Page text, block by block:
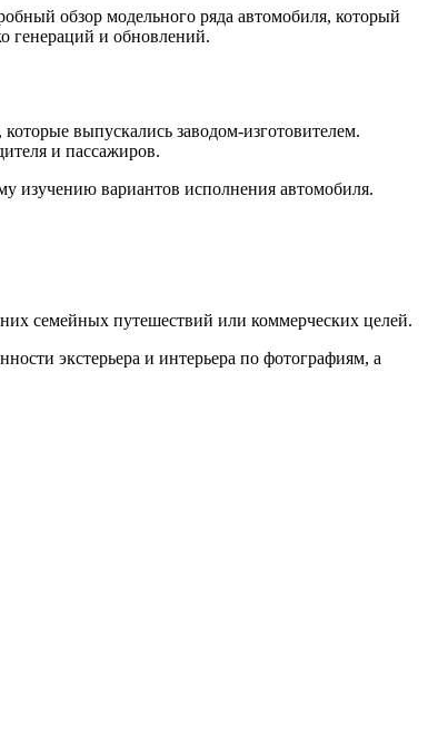
обзор модельного ряда автомобиля, который
генераций и обновлений.
выпускались заводом-изготовителем.
и пассажиров.
изучению вариантов исполнения автомобиля.
семейных путешествий или коммерческих целей.
экстерьера и интерьера по фотографиям, а